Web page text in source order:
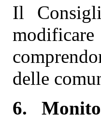
Il
delle
6.